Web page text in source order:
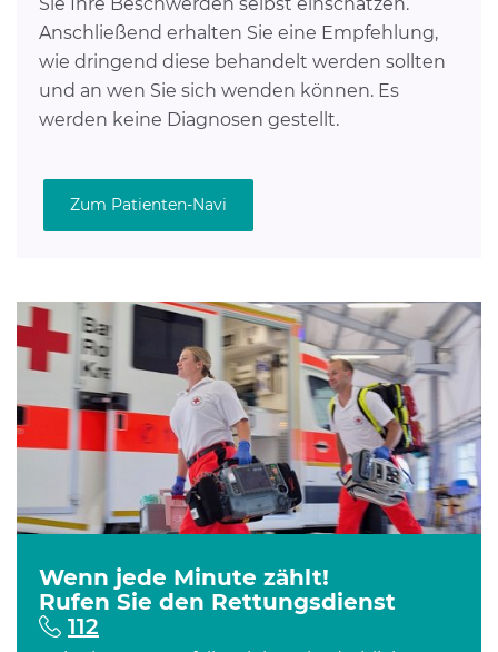
Anschließend erhalten Sie eine Empfehlung,
wie dringend diese behandelt werden sollten
und an wen Sie sich wenden können. Es
werden keine Diagnosen gestellt.
Zum Patienten-Navi
Wenn jede Minute zählt!
Rufen Sie den Rettungsdienst
112